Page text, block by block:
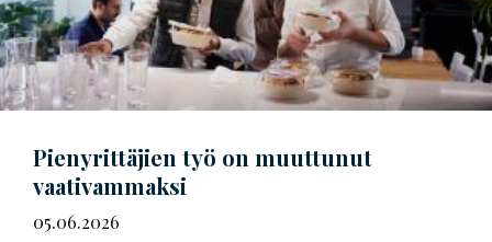
Pienyrittäjien työ on muuttunut
vaativammaksi
05.06.2026